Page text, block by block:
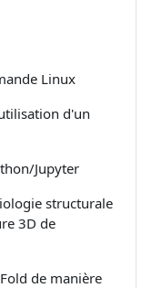
Linux
d'un
Jupyter
structurale
3D de
de manière